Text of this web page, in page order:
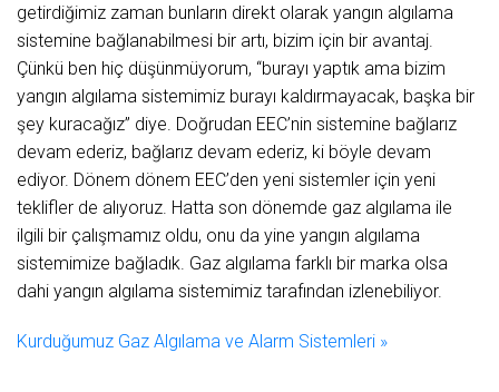
getirdiğimiz zaman bunların direkt olarak yangın algılama
sistemine bağlanabilmesi bir artı, bizim için bir avantaj.
Çünkü ben hiç düşünmüyorum, “burayı yaptık ama bizim
yangın algılama sistemimiz burayı kaldırmayacak, başka bir
şey kuracağız” diye. Doğrudan EEC’nin sistemine bağlarız
devam ederiz, bağlarız devam ederiz, ki böyle devam
ediyor. Dönem dönem EEC’den yeni sistemler için yeni
teklifler de alıyoruz. Hatta son dönemde gaz algılama ile
ilgili bir çalışmamız oldu, onu da yine yangın algılama
sistemimize bağladık. Gaz algılama farklı bir marka olsa
dahi yangın algılama sistemimiz tarafından izlenebiliyor.
Kurduğumuz Gaz Algılama ve Alarm Sistemleri »